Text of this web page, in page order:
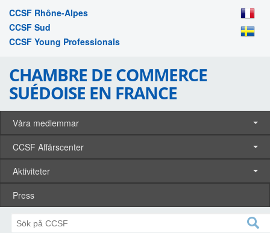
CCSF Rhône-Alpes
CCSF Sud
CCSF Young Professionals
CHAMBRE DE COMMERCE
SUÉDOISE EN FRANCE
Våra medlemmar
CCSF Affärscenter
Aktiviteter
Press